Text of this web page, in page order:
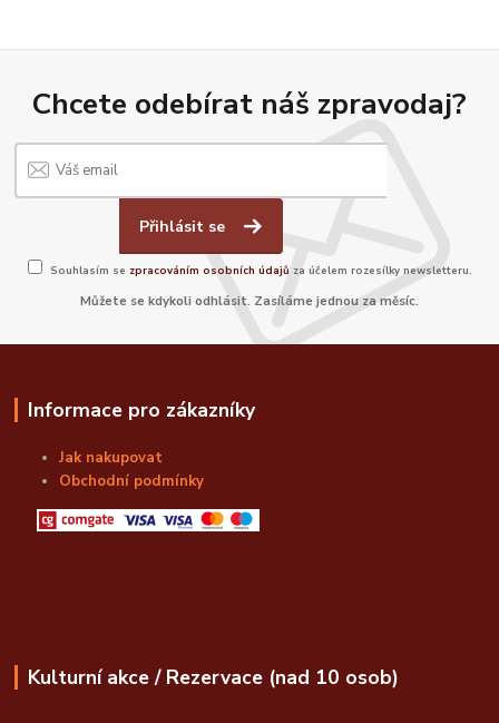
Chcete odebírat náš zpravodaj?
Přihlásit se
Souhlasím se zpracováním osobních údajů za účelem rozesílky newsletteru.
Můžete se kdykoli odhlásit. Zasíláme jednou za měsíc.
Informace pro zákazníky
Jak nakupovat
Obchodní podmínky
Kulturní akce / Rezervace (nad 10 osob)